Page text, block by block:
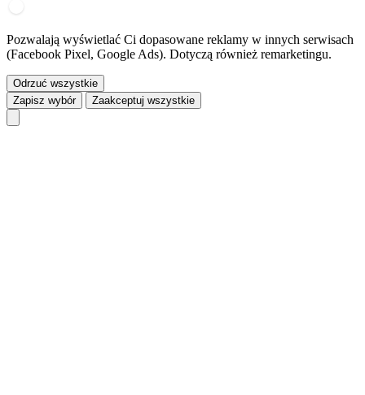
Pozwalają wyświetlać Ci dopasowane reklamy w innych serwisach
(Facebook Pixel, Google Ads). Dotyczą również remarketingu.
Odrzuć wszystkie
Zapisz wybór
Zaakceptuj wszystkie